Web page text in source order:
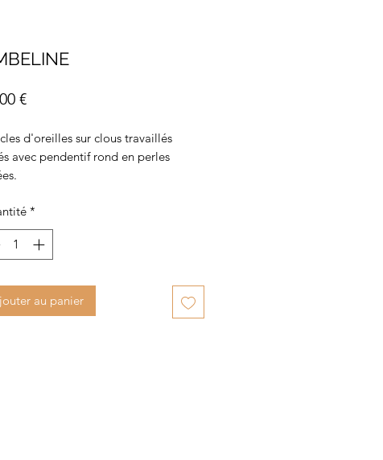
€Prix
d'oreilles sur clous travaillés
avec pendentif rond en perles
*
au panier